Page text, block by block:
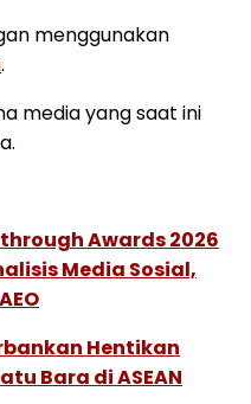
menggunakan
.
media yang saat ini
Awards 2026
Media Sosial,
Hentikan
Bara di ASEAN